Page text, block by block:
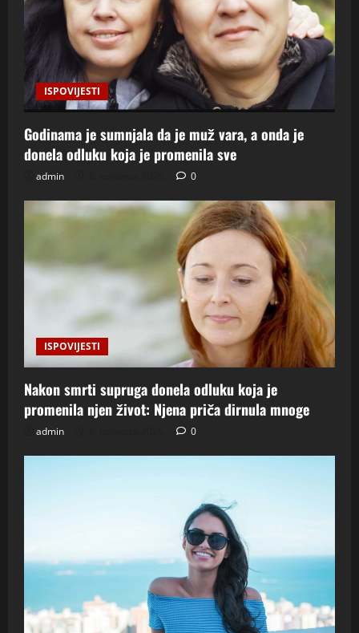
ISPOVIJESTI
Godinama je sumnjala da je muž vara, a onda je
donela odluku koja je promenila sve
admin 0
ISPOVIJESTI
Nakon smrti supruga donela odluku koja je
promenila njen život: Njena priča dirnula mnoge
admin 0